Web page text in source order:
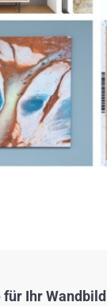
Ihr Wandbild